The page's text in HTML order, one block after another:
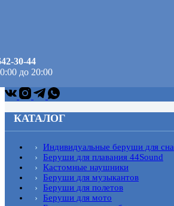
30-44
до 20:00
КАТАЛОГ
Индивидуальные беруши для сна
Беруши для плавания 44Sound
Кастомные наушники
Беруши для музыкантов
Беруши для полетов
Беруши для мото